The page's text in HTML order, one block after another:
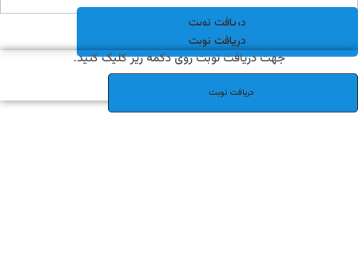
دریافت نوبت
دریافت نوبت
جهت دریافت نوبت روی دکمه زیر کلیک کنید.
دریافت نوبت